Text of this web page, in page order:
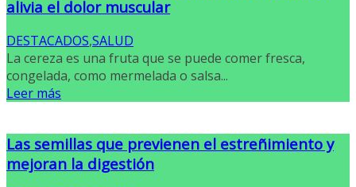
alivia el dolor muscular
DESTACADOS,SALUD
La cereza es una fruta que se puede comer fresca,
congelada, como mermelada o salsa...
Leer más
Las semillas que previenen el estreñimiento y
mejoran la digestión